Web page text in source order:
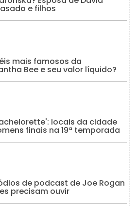
e filhos
mais famosos da
Bee e seu valor líquido?
locais da cidade
finais na 19ª temporada
de podcast de Joe Rogan
precisam ouvir